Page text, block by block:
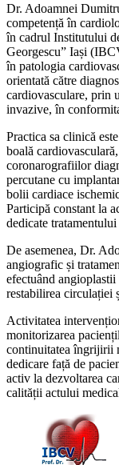
Dr. Adoamnei
competență în
în cadrul Institutului
Georgescu” Iași
în patologia
orientată către
cardiovasculare, prin
invazive, în
Practica sa clinică
boală
coronarografiilor
percutane cu
bolii cardiace
Participă constant la
dedicate
De asemenea, Dr.
angiografic și
efectuând
restabilirea circulației
Activitatea
monitorizarea
continuitatea îngrijirii
dedicare față de
activ la dezvoltarea
calității actului